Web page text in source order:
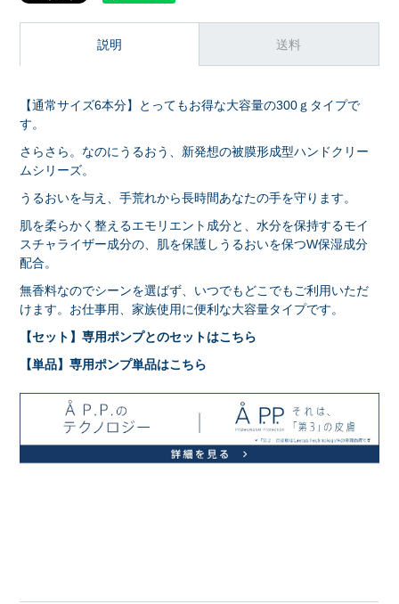
説明 送料
【通常サイズ6本分】とってもお得な大容量の300ｇタイプで
す。
さらさら。なのにうるおう、新発想の被膜形成型ハンドクリー
ムシリーズ。
うるおいを与え、手荒れから長時間あなたの手を守ります。
肌を柔らかく整えるエモリエント成分と、水分を保持するモイ
スチャライザー成分の、肌を保護しうるおいを保つW保湿成分
配合。
無香料なのでシーンを選ばず、いつでもどこでもご利用いただ
けます。お仕事用、家族使用に便利な大容量タイプです。
【セット】専用ポンプとのセットはこちら
【単品】専用ポンプ単品はこちら